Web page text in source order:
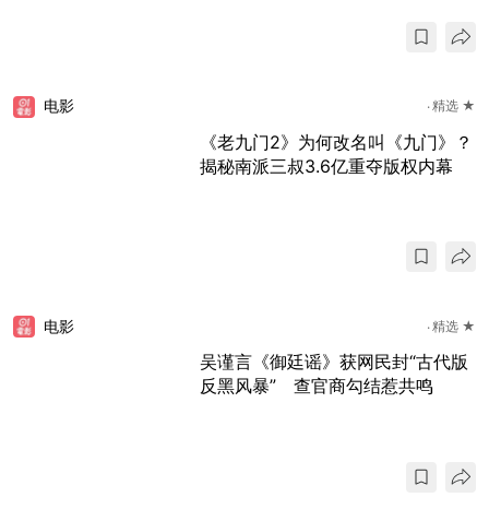
电影 精选 ★
《老九门2》为何改名叫《九门》？
揭秘南派三叔3.6亿重夺版权内幕
电影 精选 ★
吴谨言《御廷谣》获网民封“古代版
反黑风暴” 查官商勾结惹共鸣